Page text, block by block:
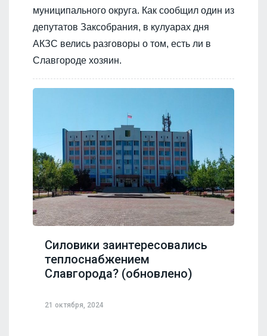
муниципального округа. Как сообщил один из
депутатов Заксобрания, в кулуарах дня
АКЗС велись разговоры о том, есть ли в
Славгороде хозяин.
Силовики заинтересовались
теплоснабжением
Славгорода? (обновлено)
21 октября, 2024